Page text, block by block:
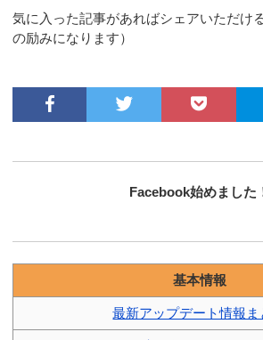
気に入った記事があればシェアいただけ
の励みになります）
Facebook始めました
基本情報
最新アップデート情報ま